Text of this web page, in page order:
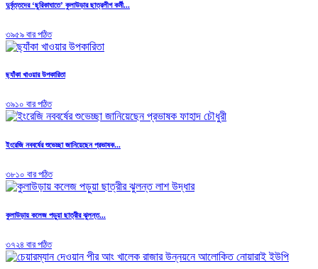
দুর্বৃত্তদের ‘ছুরিকাঘাতে’ কুলাউড়ার ছাত্রলীগ কর্মী...
৩৯৫৯ বার পঠিত
ছ্যাঁকা খাওয়ার উপকারিতা
৩৯১০ বার পঠিত
ইংরেজি নববর্ষের শুভেচ্ছা জানিয়েছেন প্রভাষক...
৩৮১০ বার পঠিত
কুলাউড়ায় কলেজ পড়ুয়া ছাত্রীর ঝুলন্ত...
৩৭২৪ বার পঠিত